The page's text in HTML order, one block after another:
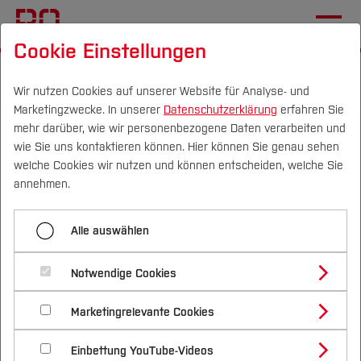
Campus Personen DE|EN Quicklinks
Studium
Studienangebote
Bachelorstudiengänge
Masterstudiengänge
Vor dem Studium
Bewerben & Einschreiben
Bewerbungsportal
Im Studium
Studienbüros und Prüfungen
Nach dem Studium
Forschung & Transfer
Profil
Forschungs- und Transferprofil
Schwerpunkte (FuT)
Beratung & Förderung
Nachhaltigkeit
Nachhaltigkeit studieren
International
Aktuelles
Ingenieurwesen trifft
Lehramt: Deine Karriere-
Option mit Zukunft
23.03.2026
Technikwissen mit Pädagogik
verbinden – ist das möglich? Mit
der Lehramtsoption „Ingenieur*in +
Cookie Einstellungen
Wir nutzen Cookies auf unserer Website für Analyse- und
Marketingzwecke. In unserer Datenschutzerklärung erfahren Sie
mehr darüber, wie wir personenbezogene Daten verarbeiten und
wie Sie uns kontaktieren können. Hier können Sie genau sehen
welche Cookies wir nutzen und können entscheiden, welche Sie
annehmen.
Alle auswählen
Notwendige Cookies
Marketingrelevante Cookies
Einbettung YouTube-Videos